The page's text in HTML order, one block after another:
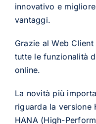
innovativo e
vantaggi.
Grazie al Web
tutte le funzionalità
online.
La novità più
riguarda la versione
HANA (High-